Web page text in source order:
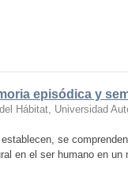
episódica y
Hábitat, Universidad
se
en el ser humano en